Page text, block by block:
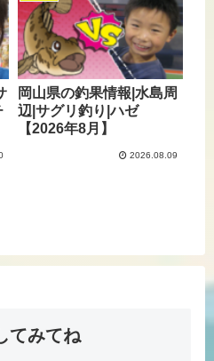
岡山県の釣果情報|水島周
辺|サグリ釣り|ハゼ
【2026年8月】
2026.08.09
てみてね